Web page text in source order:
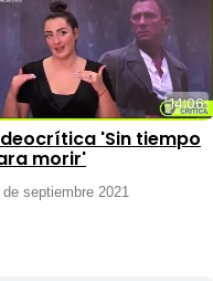
14:06
'Sin tiempo
morir'
de septiembre 2021